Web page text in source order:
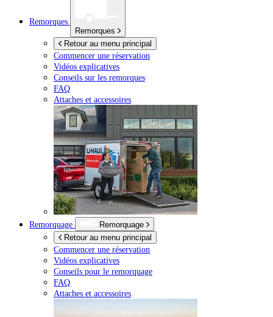
Remorques
Remorques
Retour au menu principal
Commencer une réservation
Vidéos explicatives
Conseils sur les remorques
FAQ
Attaches et accessoires
Remorquage
Remorquage
Retour au menu principal
Commencer une réservation
Vidéos explicatives
Conseils pour le remorquage
FAQ
Attaches et accessoires